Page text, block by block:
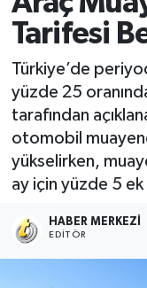
Tarifesi
Türkiye’de
yüzde 25
tarafından
otomobil
yükselirken,
ay için yüzde 5
HABER MERKEZI
EDITÖR
Vefat Edenler